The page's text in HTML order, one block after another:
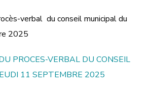
verbal du conseil municipal du
2025
PROCES-VERBAL DU CONSEIL
11 SEPTEMBRE 2025